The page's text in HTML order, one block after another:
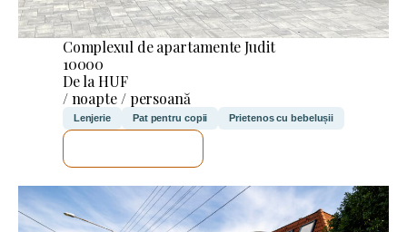
Complexul de apartamente Judit
10000
De la HUF
/ noapte / persoană
Lenjerie Pat pentru copii Prietenos cu bebelușii